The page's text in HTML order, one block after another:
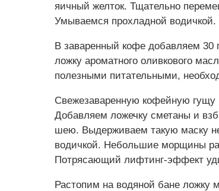
яичный желток. Тщательно
Умываемся прохладной водичкой.
В заваренный кофе добавляем 30
ложку ароматного оливкового
полезными питательными,
Свежезаваренную кофейную
Добавляем ложечку сметаны и
шею. Выдерживаем такую маску
водичкой. Небольшие морщины
Потрясающий лифтинг-эффект
Растопим на водяной бане ложку